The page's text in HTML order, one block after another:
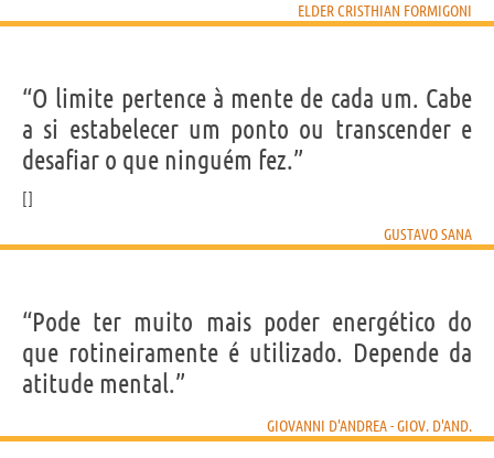
ELDER CRISTHIAN FORMIGONI
“O limite pertence à mente de cada um. Cabe
a si estabelecer um ponto ou transcender e
desafiar o que ninguém fez.”
GUSTAVO SANA
“Pode ter muito mais poder energético do
que rotineiramente é utilizado. Depende da
atitude mental.”
GIOVANNI D'ANDREA - GIOV. D'AND.